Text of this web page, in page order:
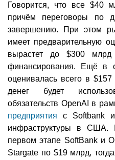
Говорится, что все $40
причём переговоры по
завершению. При этом
имеет предварительную
вырастет до $300 млрд
финансирования. Ещё в
оценивалась всего в
денег будет
обязательств OpenAI в
предприятия с Softbank
инфраструктуры в США.
первом этапе SoftBank и
Stargate по $19 млрд,